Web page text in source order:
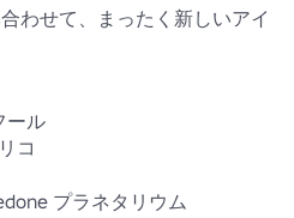
わせて、まったく新しいアイ
ール
コ
プラネタリウム